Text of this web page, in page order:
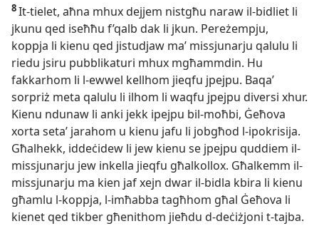
8It-tielet, aħna mhux dejjem nistgħu naraw il-bidliet li
jkunu qed iseħħu f’qalb dak li jkun. Pereżempju,
koppja li kienu qed jistudjaw maʼ missjunarju qalulu li
riedu jsiru pubblikaturi mhux mgħammdin. Hu
fakkarhom li l-ewwel kellhom jieqfu jpejpu. Baqaʼ
sorpriż meta qalulu li ilhom li waqfu jpejpu diversi xhur.
Kienu ndunaw li anki jekk ipejpu bil-moħbi, Ġeħova
xorta setaʼ jarahom u kienu jafu li jobgħod l-ipokrisija.
Għalhekk, iddeċidew li jew kienu se jpejpu quddiem il-
missjunarju jew inkella jieqfu għalkollox. Għalkemm il-
missjunarju ma kien jaf xejn dwar il-bidla kbira li kienu
għamlu l-koppja, l-imħabba tagħhom għal Ġeħova li
kienet qed tikber għenithom jieħdu d-deċiżjoni t-tajba.